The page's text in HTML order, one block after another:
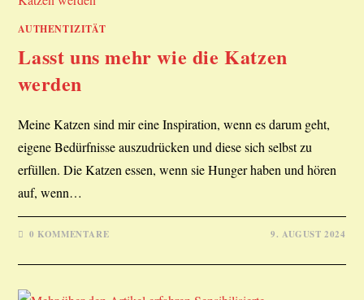
AUTHENTIZITÄT
Lasst uns mehr wie die Katzen
werden
Meine Katzen sind mir eine Inspiration, wenn es darum geht,
eigene Bedürfnisse auszudrücken und diese sich selbst zu
erfüllen. Die Katzen essen, wenn sie Hunger haben und hören
auf, wenn…
0 KOMMENTARE 9. AUGUST 2024